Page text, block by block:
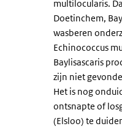
multilocularis.
Doetinchem,
wasberen
Echinococcus
Baylisascaris
zijn niet
Het is nog
ontsnapte of
(Elsloo) te